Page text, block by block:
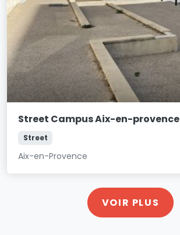
Street Campus Aix-en-provence
Street
Aix-en-Provence
VOIR PLUS